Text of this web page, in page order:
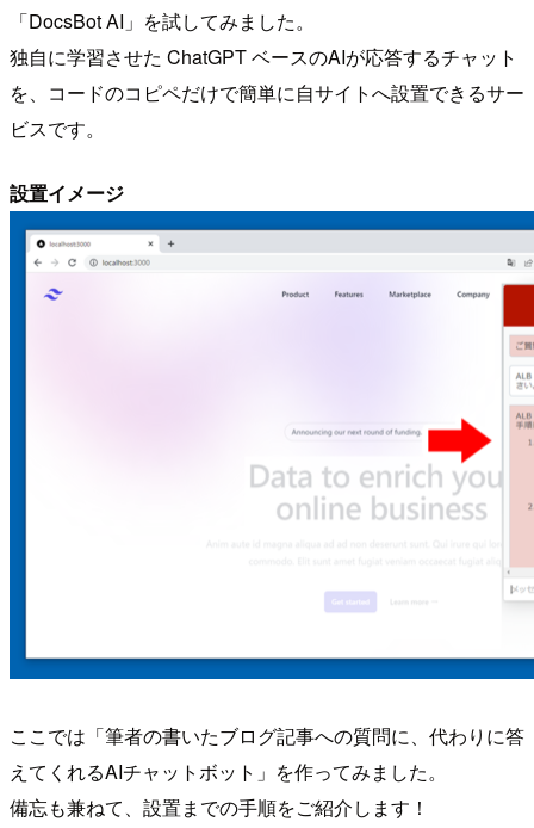
「DocsBot AI」を試してみました。
独自に学習させた ChatGPT ベースのAIが応答するチャット
を、コードのコピペだけで簡単に自サイトへ設置できるサー
ビスです。
設置イメージ
ここでは「筆者の書いたブログ記事への質問に、代わりに答
えてくれるAIチャットボット」を作ってみました。
備忘も兼ねて、設置までの手順をご紹介します！